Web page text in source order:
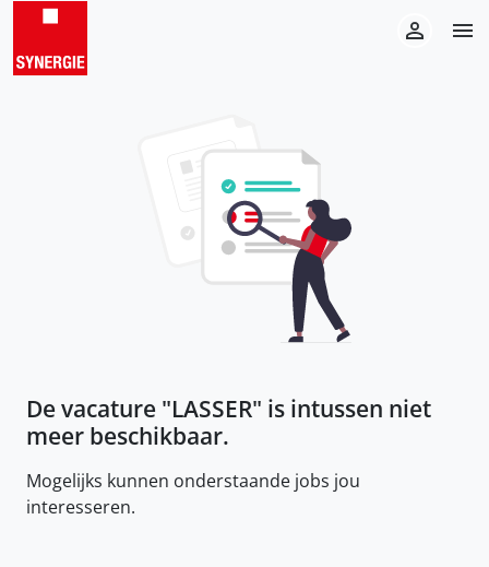
De vacature "LASSER" is intussen niet
meer beschikbaar.
Mogelijks kunnen onderstaande jobs jou
interesseren.